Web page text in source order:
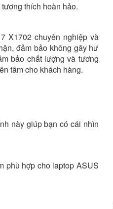
thích hoàn hảo.
X1702 chuyên nghiệp và
đảm bảo không gây hư
bảo chất lượng và tương
tâm cho khách hàng.
này giúp bạn có cái nhìn
phù hợp cho laptop ASUS